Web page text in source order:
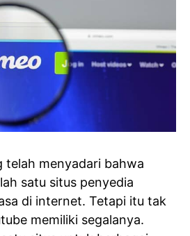
telah menyadari bahwa
satu situs penyedia
di internet. Tetapi itu tak
memiliki segalanya.